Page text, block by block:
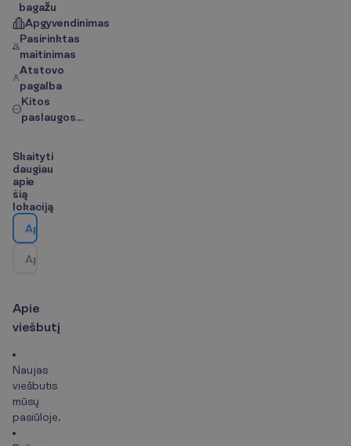
bagažu
Apgyvendinimas
Pasirinktas
maitinimas
Atstovo
pagalba
Kitos
paslaugos...
Skaityti
daugiau
apie
šią
lokaciją
Ap
Ap
Apie
viešbutį
Naujas
viešbutis
mūsų
pasiūloje.